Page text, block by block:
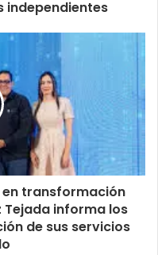
independientes
en transformación
informa los
de sus servicios